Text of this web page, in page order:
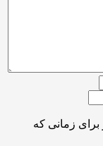
زمانی که